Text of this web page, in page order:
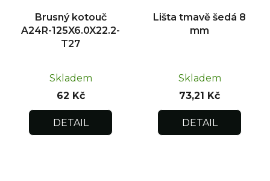
Brusný kotouč
A24R-125X6.0X22.2-
T27
Skladem
62 Kč
DETAIL
Lišta tmavě šedá 8
mm
Skladem
73,21 Kč
DETAIL